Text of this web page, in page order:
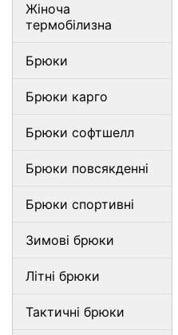
Жіноча
термобілизна
Брюки
Брюки карго
Брюки софтшелл
Брюки повсякденні
Брюки спортивні
Зимові брюки
Літні брюки
Тактичні брюки